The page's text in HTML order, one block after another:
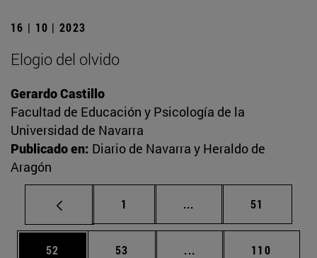
16 | 10 | 2023
Elogio del olvido
Gerardo Castillo
Facultad de Educación y Psicología de la
Universidad de Navarra
Publicado en: Diario de Navarra y Heraldo de
Aragón
Página
1 ... Páginas intermedias
Página
51
Página
52 Página
53 ... Páginas intermedias
Página
110